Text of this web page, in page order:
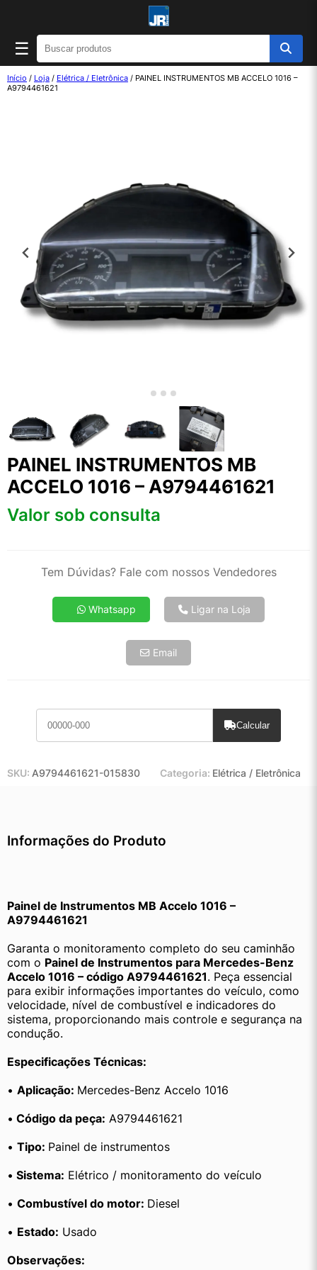
☰
Início / Loja / Elétrica / Eletrônica / PAINEL INSTRUMENTOS MB ACCELO 1016 –
A9794461621
PAINEL INSTRUMENTOS MB
ACCELO 1016 – A9794461621
Valor sob consulta
Tem Dúvidas? Fale com nossos Vendedores
Whatsapp Ligar na Loja
Email
Calcular
SKU: A9794461621-015830 Categoria: Elétrica / Eletrônica
Informações do Produto
Painel de Instrumentos MB Accelo 1016 –
A9794461621
Garanta o monitoramento completo do seu caminhão
com o Painel de Instrumentos para Mercedes-Benz
Accelo 1016 – código A9794461621. Peça essencial
para exibir informações importantes do veículo, como
velocidade, nível de combustível e indicadores do
sistema, proporcionando mais controle e segurança na
condução.
Especificações Técnicas:
• Aplicação: Mercedes-Benz Accelo 1016
• Código da peça: A9794461621
• Tipo: Painel de instrumentos
• Sistema: Elétrico / monitoramento do veículo
• Combustível do motor: Diesel
• Estado: Usado
Observações: